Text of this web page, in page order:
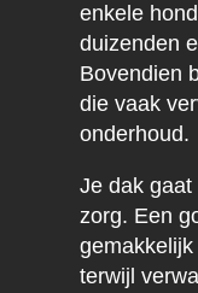
enkele
duizenden
Bovendien
die vaak
onderhoud.
Je dak
zorg. Een
terwijl